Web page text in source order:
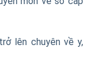
lên chuyên về y,